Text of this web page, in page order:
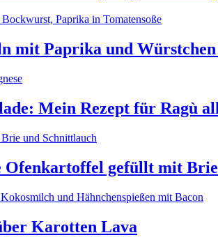
mit Paprika und Würstchen
Mein Rezept für Ragù
Ofenkartoffel gefüllt mit
Karotten Lava